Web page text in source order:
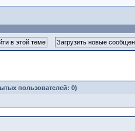
пользователей: 0)